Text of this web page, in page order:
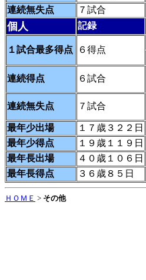
連続無失点
７試合
個人 記録
１試合最多得点 ６得点
連続得点 ６試合
連続無失点 ７試合
最年少出場
１７歳３２２日
最年少得点
１９歳１１９日
最年長出場
４０歳１０６日
最年長得点
３６歳８５日
ＨＯＭＥ > その他